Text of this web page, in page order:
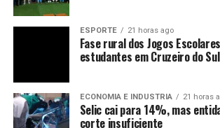
ESPORTE 21 horas ago
Fase rural dos Jogos
estudantes em Cruzeiro do Sul
ECONOMIA E INDUSTRIA 21 horas
Selic cai para 14%, mas
corte insuficiente